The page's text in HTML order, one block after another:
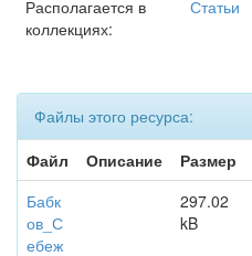
Располагается в
коллекциях:
Статьи
Файлы этого ресурса:
Файл
Описание Размер
Бабк
ов_С
ебеж
297.02
kB